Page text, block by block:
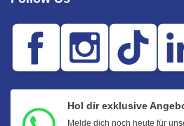
Hol dir exklusive
Melde dich noch heute für